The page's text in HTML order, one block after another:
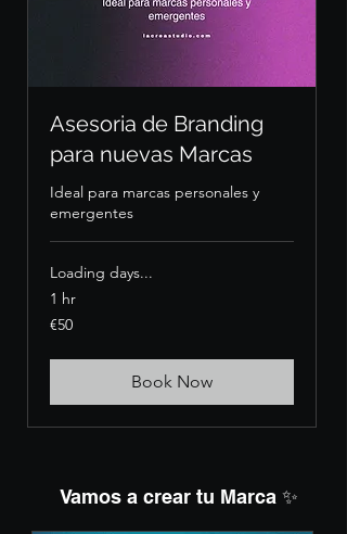
Asesoria de Branding
para nuevas Marcas
Ideal para marcas personales y
emergentes
Loading days...
1 hr
50
euros
€50
Book Now
Vamos a crear tu Marca ✨